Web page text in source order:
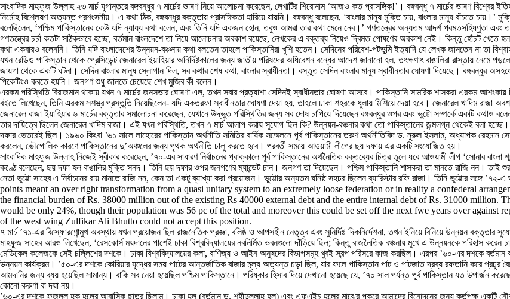
সাংবাদিক মাহফুজ উল্লাহ ২৩ মার্চ যুগান্তরে বঙ্গবন্ধুর ৭ মার্চের ভাষণ নিয়ে আলোচনা করেছেন, লেখাটির শিরোনাম ‘আজও কত প্রাসঙ্গিক!’। বঙ্গবন্ধু ৭ মার্চের ভাষণ
নির্মোহ বিশ্লেষণ অত্যন্ত প্রশংসনীয়। এ কথা ঠিক, বঙ্গবন্ধুর বক্তৃতায় প্রাসঙ্গিকতা হারিয়ে যায়নি। বঙ্গবন্ধু বলেছেন, ‘বাংলার মানুষ মুক্তি চায়, বাংলার মানুষ বাঁচতে
বলেছিলেন, ‘পশ্চিম পাকিস্তানের কেউ যদি ন্যায্য কথা বলেন, এবং তিনি যদি একজন হোন, তবুও আমরা তার কথা মেনে নেব।’ গণতন্ত্রের অন্যতম আদর্শ পরমতসহিষ্ণুতা
গণতন্ত্রের চর্চা কতটা সঠিকভাবে হচ্ছে, বর্তমান বাংলদেশে তা নিয়ে আলোচনার অবকাশ রয়েছে, লেখকের এ বক্তব্য নিয়েও দ্বিমত পোষণের অবকাশ নেই। কিন্তু হোঁচট খেতে
কথা একবারও বলেননি। তিনি যদি বাংলাদেশের উন্নয়ন-বঞ্চনায় কথা বলতেন তাহলে পাকিস্তানিরা খুশি হতেন। সেদিনের পরিবেশ-পটভূমি ইত্যাদি যে লেখক জানতেন না তা
যখন রেডিও পাকিস্তান থেকে প্রেসিডেন্ট জেনারেল ইয়াহিয়ার অনির্দিষ্টকালের জন্য জাতীয় পরিষদের অধিবেশন বন্ধের আদেশ জানানো হল, তৎক্ষণাৎ বাঙালিরা রাস্তায়
জায়গা থেকে একটি ঘটনা। সেদিন বাংলার মানুষ স্লোগান দিল, সব কথার শেষ কথা, বাংলার স্বাধীনতা। বস্তুত সেদিন বাংলার মানুষ স্বাধীনতার ঘোষণা দিয়েছে।
পিকেটিংও করতে হয়নি। জনগণ শুধু জানতে চেয়েছে শেখ মুজিব কী বলেন।
এরকম পরিস্থিতি বিরাজমান থাকায় যখন ৭ মার্চের জনসভার ঘোষণা এল, তখন সবার প্রত্যাশা সেদিনই স্বাধীনতার ঘোষণা আসবে। পাকিস্তানি সামরিক শাসকরা এরকম আশংকায়
বইতে লিখেছেন, তিনি এরকম সশস্ত্র প্রস্তুতি নিয়েছিলেন- যদি একতরফা স্বাধীনতার ঘোষণা দেয়া হয়, তাহলে ঢাকা শহরকে ধুলায় মিশিয়ে দেয়া হবে। জেনারেল খাদিম
জেনারেল রাজা ইয়াহিয়ার ৬ মার্চের বক্তৃতার সমালোচনা করেছেন, যেখানে উদ্ভুত পরিস্থিতির জন্য সব দোষ চাপিয়ে দিয়েছেন বঙ্গবন্ধুর ওপর এবং ভুট্টো সম্পর্কে একটি কথাও
তার দায়িত্বে ছিলেন জেনারেল খাদিম রাজা। এই যখন পরিস্থিতি, তখন ৭ মার্চ আলাপ করায় সুযোগ ছিল কি? উন্নয়ন-বঞ্চনার কথা তো পাকিস্তানের জন্মলগ্ন থেকেই বলা হচ্ছে।
দফার ভেতরেই ছিল। ১৯৬০ কিংবা ’৬১ সালে লাহোরের পাকিস্তান অর্থনীতি সমিতির বার্ষিক সম্মেলনে পূর্ব পাকিস্তানের তরুণ অর্থনীতিবিদ ড. নুরুল ইসলাম, অধ্যাপক
করলেন, ভৌগোলিক কারণে পাকিস্তানের দু’অঞ্চলের জন্য পৃথক অর্থনীতি চালু করতে হবে। পরবর্তী সময়ে আওয়ামী লীগের ছয় দফায় এর একটি সংযোজিত হয়।
সাংবাদিক মাহফুজ উল্লাহ নিজেই স্বীকার করেছেন, ’৭০-এর সাধারণ নির্বাচনের প্রাক্কালে পূর্ব পাকিস্তানের অর্থনৈতিক বক্তব্যের চিত্র তুলে ধরে আওয়ামী লীগ ‘সোনার বাংলা
কণ্ঠে বলেছেন, ছয় দফা হল বাঙালির মুক্তি সনদ। তিনি ছয় দফার ওপর জনগণের ম্যান্ডেট চান। জনগণ তা দিয়েছেন। পশ্চিম পাকিস্তানি শাসকরা তা মানতে রাজি নন। তাই
নেতা ভুট্টো সাহেব এ নির্বাচনের রায় মানতে রাজি নন, কেন তা একটু ব্যাখ্যা করা প্রয়োজন। ভুট্টোর অন্যতম ঘনিষ্ঠ সহচর ছিলেন ব্যারিস্টার রফি রাজা। তিনি ভুট্টোর সঙ্গে
points meant an over right transformation from a quasi unitary system to an extremely loose federation or in reality a confederal
the financial burden of Rs. 38000 million out of the existing Rs 40000 external debt and the entire internal debt of Rs. 31000 million.
would be only 24%, though their population was 56 pc of the total and moreover this could be set off the next fwe years over against
of the west wing Zulfikar Ali Bhutto could not accept this position.
৭ মার্চ ’৭১-এর বিস্ফোরণোন্মুখ অবস্থায় যখন প্রয়োজন ছিল রাজনৈতিক প্রজ্ঞা, বলিষ্ঠ ও আপসহীন নেতৃত্ব এবং সুনির্দিষ্ট দিকনির্দেশনা, তখন ইনিয়ে বিনিয়ে উন্নয়ন বক্তৃতার
মাহফুজ সাহেব আরও লিখেছেন, ‘রেসকোর্স ময়দানের পাশেই ঢাকা বিশ্ববিদ্যালয়ের নবনির্মিত ভবনগুলো দাঁড়িয়ে ছিল; কিন্তু রাজনৈতিক বঞ্চনায় মুখে এ উন্নয়নকে পরিহাস করেন
মেডিকেল কলেজকে সেই চল্লিশের দশকে। ঢাকা বিশ্ববিদ্যালয়ের কলা, বাণিজ্য ও আইন অনুষদের বিভাগসমূহ খুবই স্বল্প পরিসরে কাজ করছিল। এরপর ’৬০-এর দশকে বর্তমান
উন্নয়ন কার্যক্রম। ’৫০-এর দশকে কোরিয়ার যুদ্ধের সময় পাটের আন্তর্জাতিক বাজার মূল্য অত্যন্ত চড়া ছিল, যার ফলে পাকিস্তান পাট ও পাটজাত দ্রব্য রফতানি করে প্রচুর
আমদানির জন্য ব্যয় হয়েছিল সামান্য। বাকি সব নেয়া হয়েছিল পশ্চিম পাকিস্তানে। পরিষ্কার হিসাব দিয়ে দেখানো হয়েছে যে, ’৭০ সাল পর্যন্ত পূর্ব পাকিস্তান যত উপার্জন
কোনো করুণা বা দয়া নয়।
’৬০-এর দশকে ফজলুল হক হলের আবাসিক ছাত্র ছিলাম। ঢাকা হল (বর্তমান ড. শহীদুল্লাহ হল) এবং এফএইচ হলের মাঝের পুকুরে আমাদের বিনোদনের জন্য কর্তৃপক্ষ একটি